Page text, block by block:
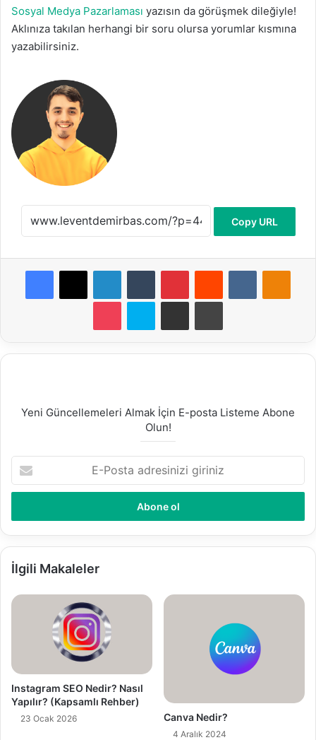
Sosyal Medya Pazarlaması yazısın da görüşmek dileğiyle!
Aklınıza takılan herhangi bir soru olursa yorumlar kısmına
yazabilirsiniz.
Copy URL
Facebook
X LinkedInTumblr PinterestReddit VKontakte
Pocket Skype E-Posta ile paylaş Yazdır
Yeni Güncellemeleri Almak İçin E-posta Listeme Abone
Olun!
Posta
adresinizi
İlgili Makaleler
Instagram SEO Nedir? Nasıl
Yapılır? (Kapsamlı Rehber)
23 Ocak 2026 Canva Nedir?
4 Aralık 2024